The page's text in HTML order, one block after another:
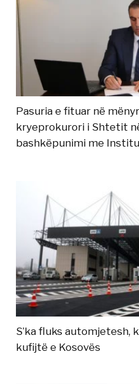
Pasuria e fituar në
kryeprokurori i Shtetit
bashkëpunimi me
S’ka fluks automjetesh,
kufijtë e Kosovës